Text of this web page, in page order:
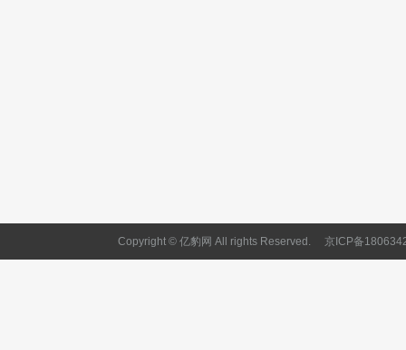
Copyright © 亿豹网 All rights Reserved. 京ICP备